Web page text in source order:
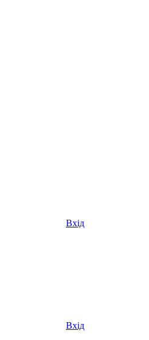
Вхід
Вхід